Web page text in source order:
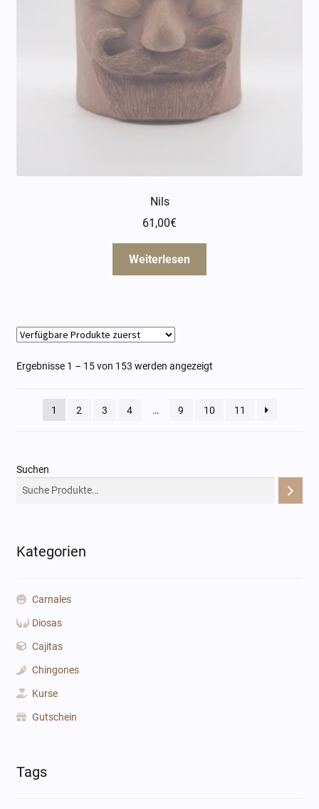
Nils
61,00€
Weiterlesen
Ergebnisse 1 – 15 von 153 werden angezeigt
1 2 3 4 … 9 10 11
Suchen
Kategorien
Carnales
Diosas
Cajitas
Chingones
Kurse
Gutschein
Tags